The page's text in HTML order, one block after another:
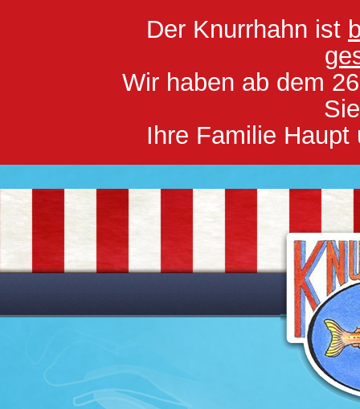
Der Knurrhahn ist
Wir haben ab dem
Ihre Familie Haupt